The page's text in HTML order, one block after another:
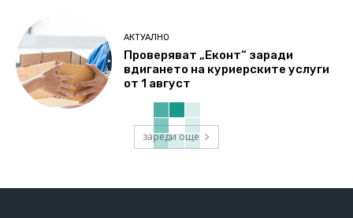
АКТУАЛНО
Проверяват „Еконт“ заради
вдигането на куриерските услуги
от 1 август
зареди още